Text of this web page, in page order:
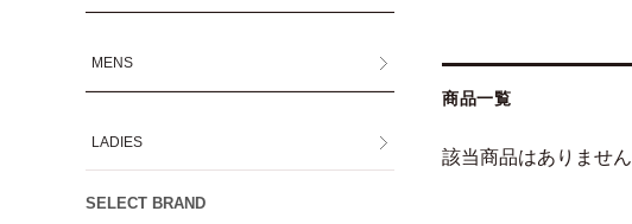
商品一覧
該当商品はありません
MENS
LADIES
SELECT BRAND